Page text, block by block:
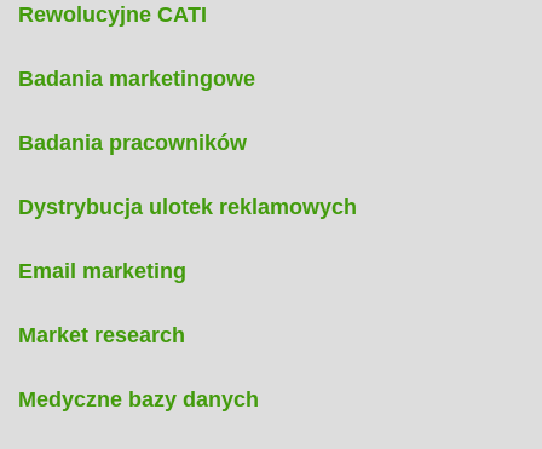
Rewolucyjne CATI
Badania marketingowe
Badania pracowników
Dystrybucja ulotek reklamowych
Email marketing
Market research
Medyczne bazy danych